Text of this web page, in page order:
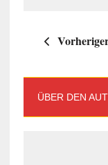
ÜBER DEN